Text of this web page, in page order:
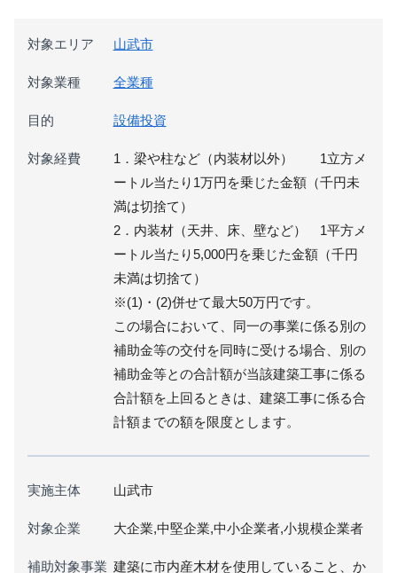
対象エリア 山武市
対象業種 全業種
目的 設備投資
対象経費
1．梁や柱など（内装材以外） 1立方メ
ートル当たり1万円を乗じた金額（千円未
満は切捨て）
2．内装材（天井、床、壁など） 1平方メ
ートル当たり5,000円を乗じた金額（千円
未満は切捨て）
※(1)・(2)併せて最大50万円です。
この場合において、同一の事業に係る別の
補助金等の交付を同時に受ける場合、別の
補助金等との合計額が当該建築工事に係る
合計額を上回るときは、建築工事に係る合
計額までの額を限度とします。
実施主体 山武市
対象企業 大企業,中堅企業,中小企業者,小規模企業者
補助対象事業 建築に市内産木材を使用していること、か